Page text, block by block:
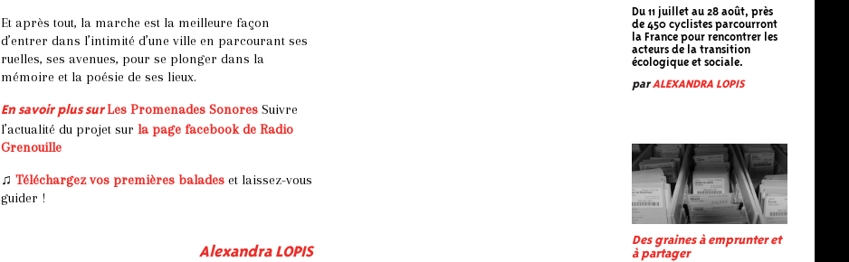
Du 11 juillet au 28 août, près
de 450 cyclistes parcourront
la France pour rencontrer les
acteurs de la transition
écologique et sociale.
parALEXANDRA LOPIS
Des graines à emprunter et
à partager
Et après tout, la marche est la meilleure façon
d’entrer dans l’intimité d’une ville en parcourant ses
ruelles, ses avenues, pour se plonger dans la
mémoire et la poésie de ses lieux.
En savoir plus surLes Promenades Sonores Suivre
l’actualité du projet surla page facebook de Radio
Grenouille
♫Téléchargez vos premières balades et laissez-vous
guider !
Alexandra LOPIS